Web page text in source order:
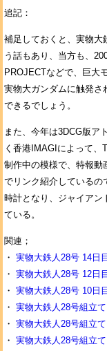
追記：
補足しておくと、実物大
う話もあり、当方も、
PROJECTなどで、巨大
実物大ガンダムに触発さ
できるでしょう。
また、今年は3DCG版ア
く香港IMAGIによって、
制作中の模様で、特報動
でリンク紹介しているの
時計となり、ジャイアン
ている。
関連；
・ 実物大鉄人28号 14日
・ 実物大鉄人28号 12日
・ 実物大鉄人28号 10日
・ 実物大鉄人28号組立
・ 実物大鉄人28号組立
・ 実物大鉄人28号組立